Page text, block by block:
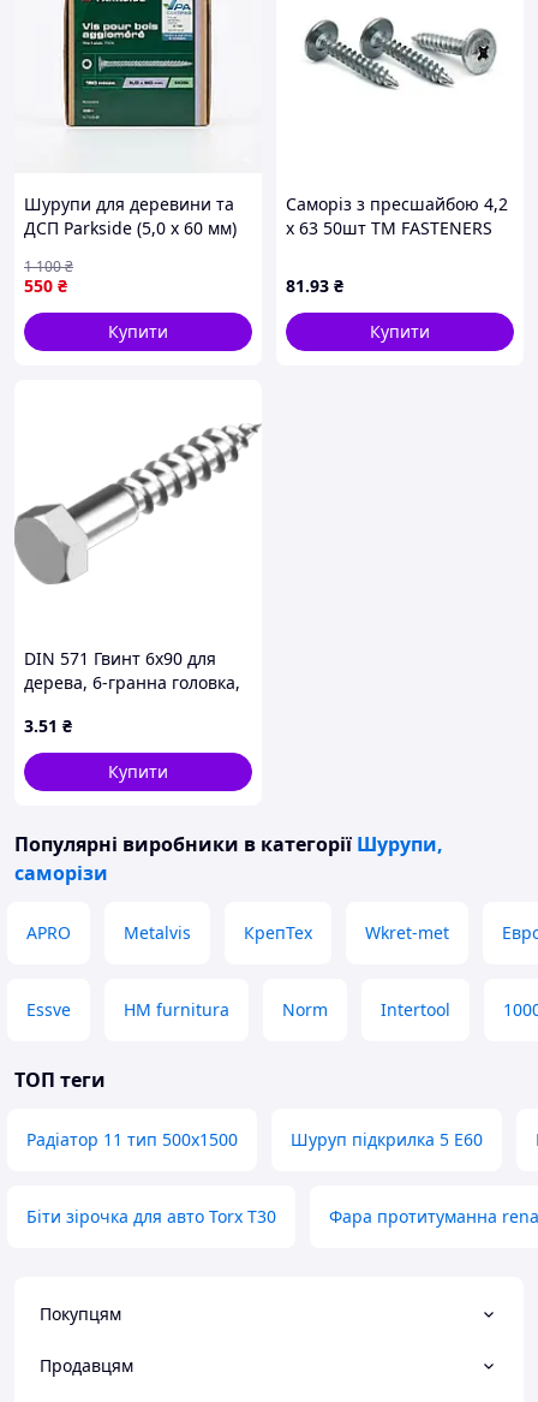
Шурупи для деревини та
ДСП Parkside (5,0 x 60 мм)
550 ₴
1 100₴
Купити
Саморiз з пресшайбою 4,2
х 63 50шт ТМ FASTENERS
81.93 ₴
Купити
DIN 571 Гвинт 6х90 для
дерева, 6-гранна головка,
3.51 ₴
Купити
Популярні виробники в категорії Шурупи,
саморізи
APRO Metalvis КрепТех Wkret-met
Essve HM furnitura Norm Intertool
ТОП теги
Радіатор 11 тип 500х1500 Шуруп підкрилка 5 E60
Біти зірочка для авто Torx T30 Фара протитуманна
Покупцям
Продавцям